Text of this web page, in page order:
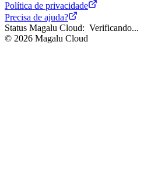
Política de privacidade
Precisa de ajuda?
Status Magalu Cloud: Verificando...
© 2026 Magalu Cloud